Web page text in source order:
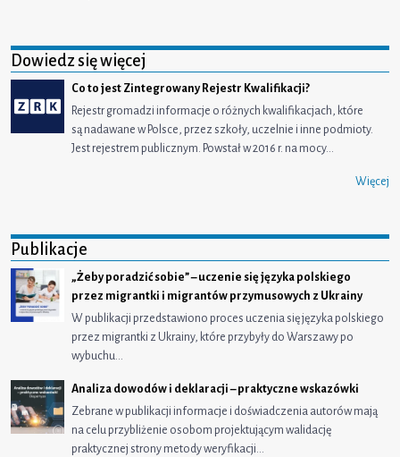
Dowiedz się więcej
Co to jest Zintegrowany Rejestr Kwalifikacji?
Rejestr gromadzi informacje o różnych kwalifikacjach, które
są nadawane w Polsce, przez szkoły, uczelnie i inne podmioty.
Jest rejestrem publicznym. Powstał w 2016 r. na mocy…
Więcej
Publikacje
„Żeby poradzić sobie” – uczenie się języka polskiego
przez migrantki i migrantów przymusowych z Ukrainy
W publikacji przedstawiono proces uczenia się języka polskiego
przez migrantki z Ukrainy, które przybyły do Warszawy po
wybuchu…
Analiza dowodów i deklaracji – praktyczne wskazówki
Zebrane w publikacji informacje i doświadczenia autorów mają
na celu przybliżenie osobom projektującym walidację
praktycznej strony metody weryfikacji…